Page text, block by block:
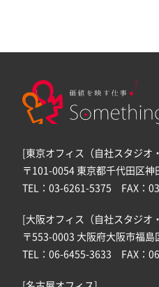
[東京オフィス（自社スタジオ
〒101-0054 東京都千代田区
TEL：03-6261-5375 FAX：
[大阪オフィス（自社スタジオ
〒553-0003 大阪府大阪市福
TEL：06-6455-3633 FAX：